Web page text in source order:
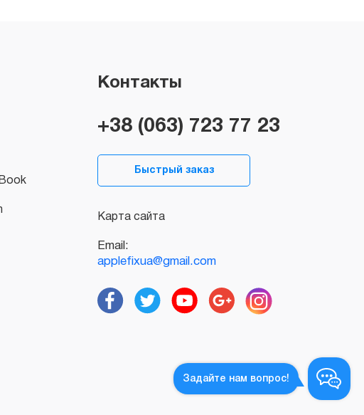
Контакты
+38 (063) 723 77 23
Быстрый заказ
Карта сайта
Email:
applefixua@gmail.com